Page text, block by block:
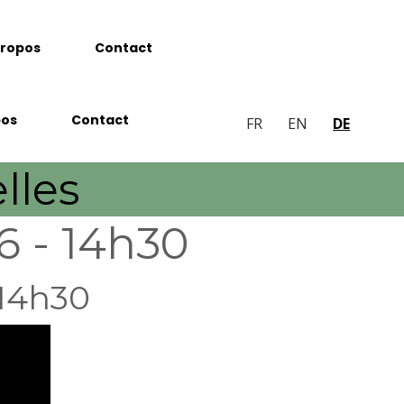
Contact
Contact FR EN DE
- 14h30